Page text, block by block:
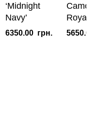
‘Midnight
Navy’
6350.00 грн.
Camo
Royal
5650.00